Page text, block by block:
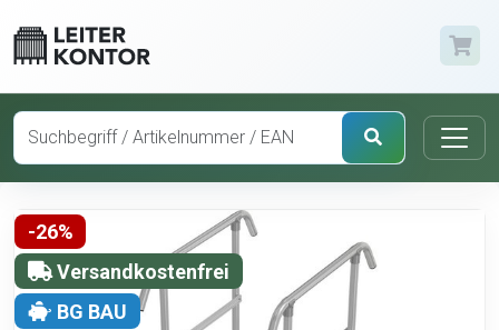
-26%
Versandkostenfrei
BG BAU